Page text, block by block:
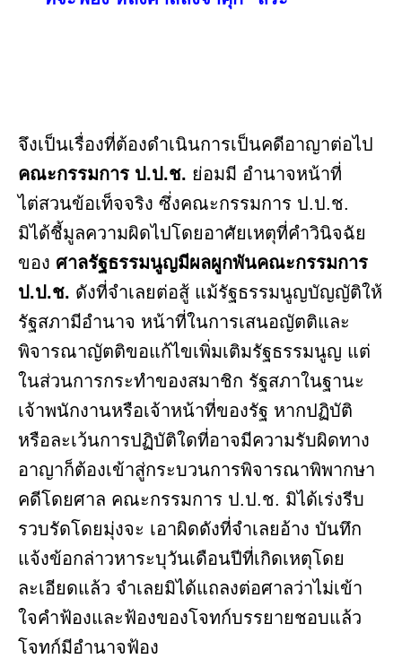
จึงเป็นเรื่องที่ต้องดำเนินการเป็นคดีอาญาต่อไป
คณะกรรมการ ป.ป.ช. ย่อมมี อำนาจหน้าที่
ไต่สวนข้อเท็จจริง ซึ่งคณะกรรมการ ป.ป.ช.
มิได้ชี้มูลความผิดไปโดยอาศัยเหตุที่คำวินิจฉัย
ของ ศาลรัฐธรรมนูญมีผลผูกพันคณะกรรมการ
ป.ป.ช. ดังที่จำเลยต่อสู้ แม้รัฐธรรมนูญบัญญัติให้
รัฐสภามีอำนาจ หน้าที่ในการเสนอญัตติและ
พิจารณาญัตติขอแก้ไขเพิ่มเติมรัฐธรรมนูญ แต่
ในส่วนการกระทำของสมาชิก รัฐสภาในฐานะ
เจ้าพนักงานหรือเจ้าหน้าที่ของรัฐ หากปฏิบัติ
หรือละเว้นการปฏิบัติใดที่อาจมีความรับผิดทาง
อาญาก็ต้องเข้าสู่กระบวนการพิจารณาพิพากษา
คดีโดยศาล คณะกรรมการ ป.ป.ช. มิได้เร่งรีบ
รวบรัดโดยมุ่งจะ เอาผิดดังที่จําเลยอ้าง บันทึก
แจ้งข้อกล่าวหาระบุวันเดือนปีที่เกิดเหตุโดย
ละเอียดแล้ว จำเลยมิได้แถลงต่อศาลว่าไม่เข้า
ใจคําฟ้องและฟ้องของโจทก์บรรยายชอบแล้ว
โจทก์มีอำนาจฟ้อง